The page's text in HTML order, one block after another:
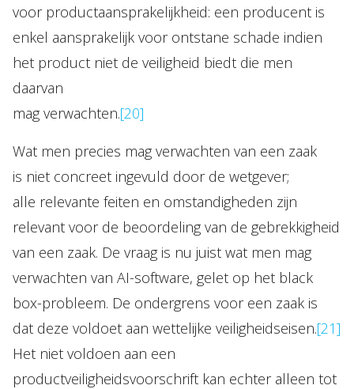
voor productaansprakelijkheid: een producent is
enkel aansprakelijk voor ontstane schade indien
het product niet de veiligheid biedt die men
daarvan
mag verwachten.[20]
Wat men precies mag verwachten van een zaak
is niet concreet ingevuld door de wetgever;
alle relevante feiten en omstandigheden zijn
relevant voor de beoordeling van de gebrekkigheid
van een zaak. De vraag is nu juist wat men mag
verwachten van AI-software, gelet op het black
box-probleem. De ondergrens voor een zaak is
dat deze voldoet aan wettelijke veiligheidseisen.[21]
Het niet voldoen aan een
productveiligheidsvoorschrift kan echter alleen tot